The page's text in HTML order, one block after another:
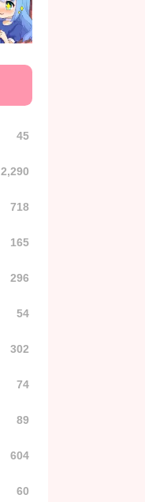
45
2,290
718
165
296
54
302
74
89
604
60